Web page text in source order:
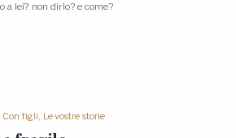
a lei? non dirlo? e come?
Con figli, Le vostre storie